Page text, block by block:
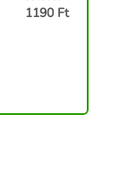
1190 Ft